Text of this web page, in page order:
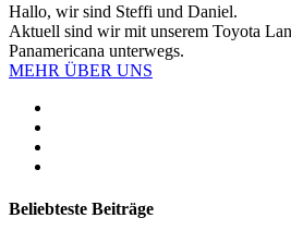
Hallo, wir sind Steffi und Daniel.
Aktuell sind wir mit unserem Toyota
Panamericana unterwegs.
MEHR ÜBER UNS
Beliebteste Beiträge